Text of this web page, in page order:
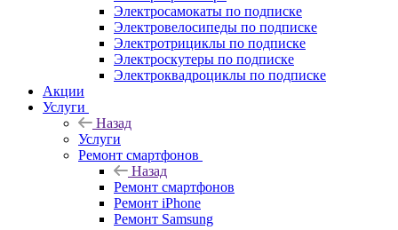
Электросамокаты по подписке
Электровелосипеды по подписке
Электротрициклы по подписке
Электроскутеры по подписке
Электроквадроциклы по подписке
Акции
Услуги
Назад
Услуги
Ремонт смартфонов
Назад
Ремонт смартфонов
Ремонт iPhone
Ремонт Samsung